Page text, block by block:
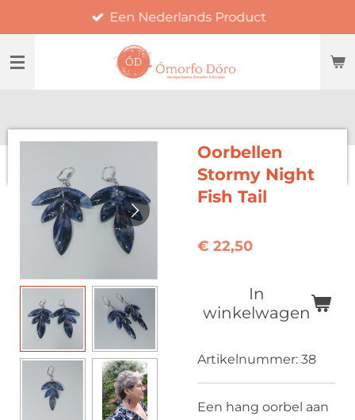
naar
Een Nederlands Product
Oorbellen
Stormy Night
Fish Tail
€ 22,50
In
winkelwagen
Artikelnummer: 38
Een hang oorbel aan